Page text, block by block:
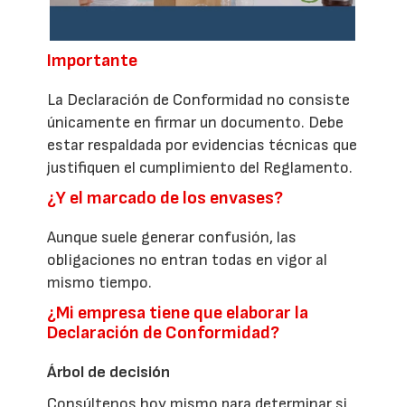
Importante
La Declaración de Conformidad no consiste
únicamente en firmar un documento. Debe
estar respaldada por evidencias técnicas que
justifiquen el cumplimiento del Reglamento.
¿Y el marcado de los envases?
Aunque suele generar confusión, las
obligaciones no entran todas en vigor al
mismo tiempo.
¿Mi empresa tiene que elaborar la
Declaración de Conformidad?
Árbol de decisión